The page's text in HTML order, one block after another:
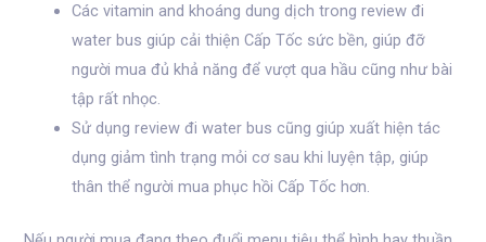
Các vitamin and khoáng dung dịch trong review đi
water bus giúp cải thiện Cấp Tốc sức bền, giúp đỡ
người mua đủ khả năng để vượt qua hầu cũng như bài
tập rất nhọc.
Sử dụng review đi water bus cũng giúp xuất hiện tác
dụng giảm tình trạng mỏi cơ sau khi luyện tập, giúp
thân thể người mua phục hồi Cấp Tốc hơn.